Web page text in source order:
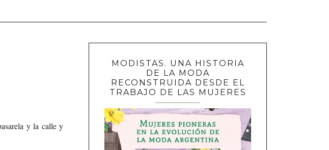
y la calle y
MODISTAS. UNA HISTORIA
DE LA MODA
RECONSTRUIDA DESDE EL
TRABAJO DE LAS MUJERES